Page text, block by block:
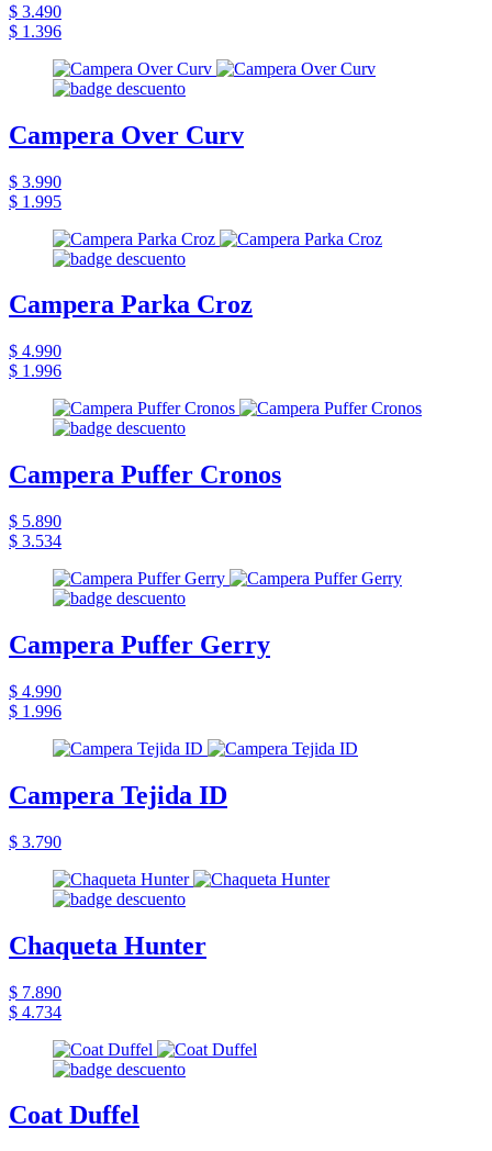
$ 3.490
$ 1.396
Campera Over Curv
$ 3.990
$ 1.995
Campera Parka Croz
$ 4.990
$ 1.996
Campera Puffer Cronos
$ 5.890
$ 3.534
Campera Puffer Gerry
$ 4.990
$ 1.996
Campera Tejida ID
$ 3.790
Chaqueta Hunter
$ 7.890
$ 4.734
Coat Duffel